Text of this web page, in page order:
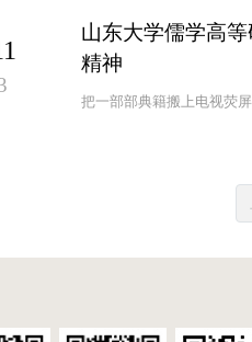
山东大学儒学高
精神
把一部部典籍搬上电视荧